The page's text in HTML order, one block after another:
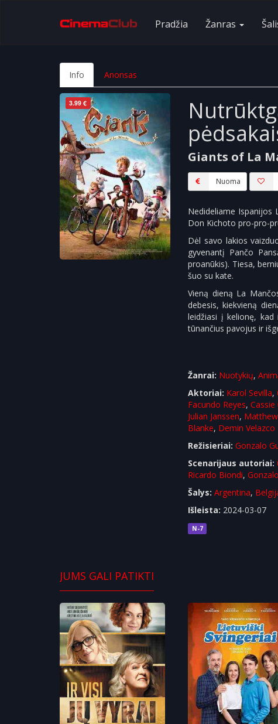
Pradžia Žanras
Info Anonsas
3.99 €
Giants of La
Nuoma
Nedideliame Ispanijos
Don Kichoto pro-pro-
Dėl savo lakios
gyvenantį Pančo
proanūkis). Tiesa,
šuo su kate.
Vieną dieną La
debesis, kiekvieną
leidžiasi į kelionę,
tūnančius pavojus ir
Žanrai: Nuotykių,
Aktoriai: Karol Sevilla,
Facundo Reyes,Cassie
Julian Janssen,
Blanke, Demin Velazco
Režisieriai:Gonzalo
Scenarijaus autoriai:
Ricardo Biondi,
Šalys:Argentina,
Išleista: 2024-03-07
N-7
JUMS GALI PATIKTI